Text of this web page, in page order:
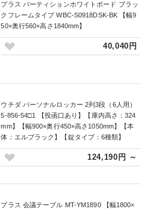
プラス パーティションホワイトボード ブラッ
クフレームタイプ WBC-S0918DSK-BK 【幅9
50×奥行560×高さ1840mm】
40,040円
ウチダ パーソナルロッカー 2列3段（6人用）
5-856-54□1 【投函口あり】【庫内高さ：324
mm】【幅900×奥行450×高さ1050mm】【本
体：エルブラック】【錠タイプ：6種類】
124,190円 ～
プラス 会議テーブル MT-YM1890 【幅1800×